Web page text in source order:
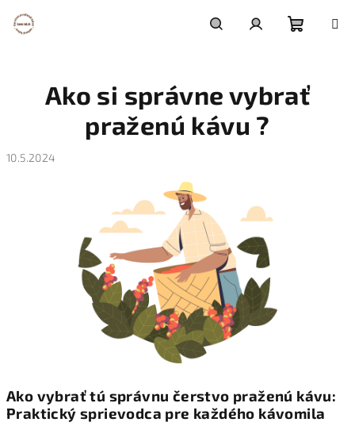
obsah
košík
Ako si správne vybrať
praženú kávu ?
10.5.2024
Ako vybrať tú správnu čerstvo praženú kávu:
Praktický sprievodca pre každého kávomila